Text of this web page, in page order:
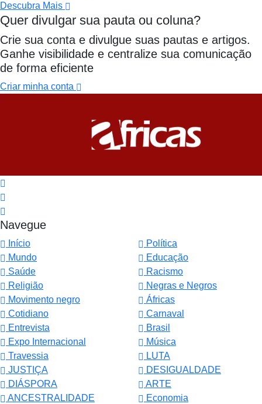
Descubra Mais
Quer divulgar sua pauta ou coluna?
Crie sua conta e divulgue suas pautas e artigos.
Ganhe visibilidade e centralize sua comunicação
de forma eficiente
Criar minha conta
Navegue
Início
Política
Mundo
Educação
Saúde
Racismo
Religião
Negras e Negros
Movimento negro
Áfricas
Cotidiano
Carnaval
Entrevista
Brasil
Expo Internacional
Música
Travessia
LUTA
JUSTIÇA
DESIGUALDADE
DIÁSPORA
ARTE
ANCESTRALIDADE
Economia